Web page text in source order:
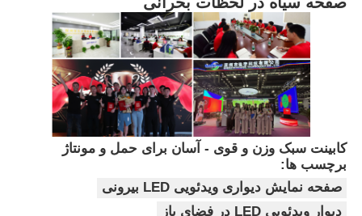
کابینت سبک وزن و قوی - آسان برای حمل و مونتاژ
برچسب ها:
صفحه نمایش دیواری ویدئویی LED بیرونی
دیوار ویدئویی LED در فضای باز